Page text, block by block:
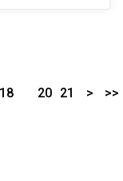
18
20 21 > >>